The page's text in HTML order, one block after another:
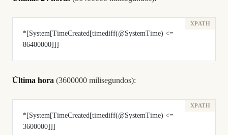
*[System[TimeCreated[timediff(@SystemTime) <=
86400000]]]
Última hora (3600000 milisegundos):
*[System[TimeCreated[timediff(@SystemTime) <=
3600000]]]